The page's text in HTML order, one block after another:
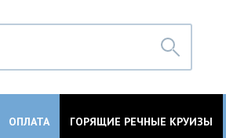
ОПЛАТА ГОРЯЩИЕ РЕЧНЫЕ КРУИЗЫ